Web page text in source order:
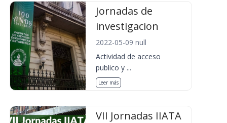
Jornadas de
investigacion
2022-05-09 null
Actividad de acceso
publico y ...
Leer más
VII Jornadas IIATA